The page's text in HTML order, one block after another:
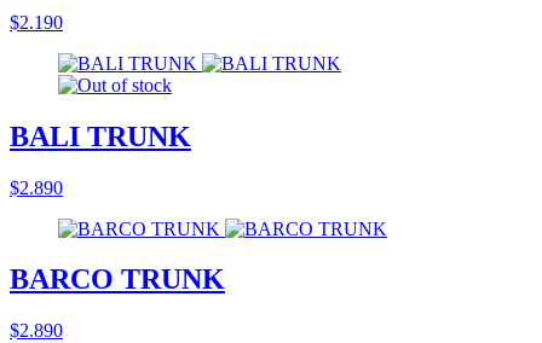
$2.190
BALI TRUNK
$2.890
BARCO TRUNK
$2.890